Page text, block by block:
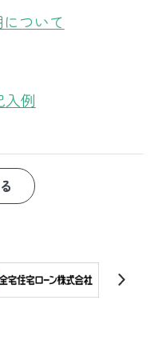
ついて
入例